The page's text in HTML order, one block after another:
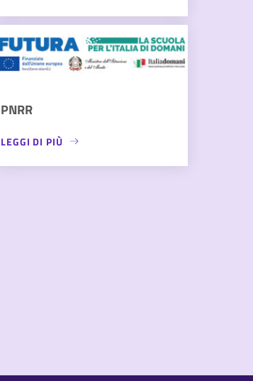
PNRR
LEGGI DI PIÙ